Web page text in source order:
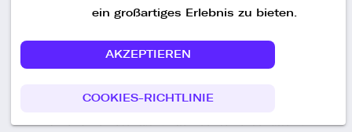
Impressumein großartiges Erlebnis zu bieten.
AKZEPTIEREN
COOKIES-RICHTLINIE